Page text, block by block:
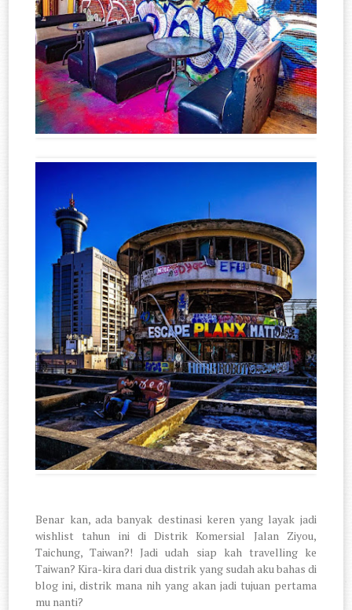
Benar kan, ada banyak destinasi keren yang layak jadi
wishlist tahun ini di Distrik Komersial Jalan Ziyou,
Taichung, Taiwan?! Jadi udah siap kah travelling ke
Taiwan? Kira-kira dari dua distrik yang sudah aku bahas di
blog ini, distrik mana nih yang akan jadi tujuan pertama
mu nanti?